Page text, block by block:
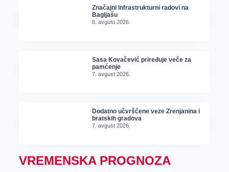
Značajni infrastrukturni radovi na
Bagljašu
8. avgust 2026.
Sasa Kovačević priređuje veče za
pamćenje
7. avgust 2026.
Dodatno učvršćene veze Zrenjanina i
bratskih gradova
7. avgust 2026.
VREMENSKA PROGNOZA